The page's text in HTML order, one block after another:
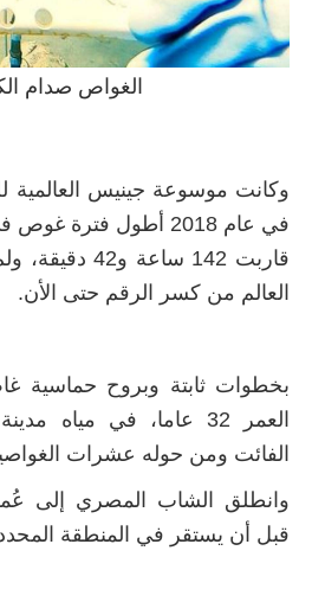
الغواص صدام
وكانت موسوعة جينيس العالمية
في عام 2018 أطول فترة
قاربت 142 ساعة
العالم من كسر الرقم حتى الأن.
بخطوات ثابتة وبروح حماسية
العمر 32 عاما، في
الفائت ومن حوله عشرات
قبل أن يستقر في المنطقة